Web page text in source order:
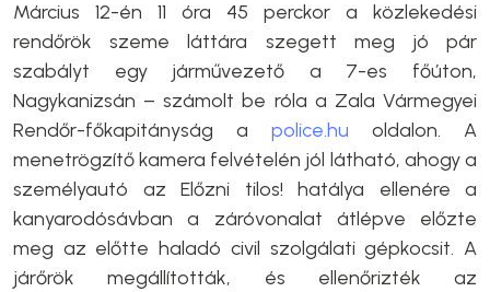
Március 12-én 11 óra 45 perckor a közlekedési
rendőrök szeme láttára szegett meg jó pár
szabályt egy járművezető a 7-es főúton,
Nagykanizsán – számolt be róla a Zala Vármegyei
Rendőr-főkapitányság a police.hu oldalon. A
menetrögzítő kamera felvételén jól látható, ahogy a
személyautó az Előzni tilos! hatálya ellenére a
kanyarodósávban a záróvonalat átlépve előzte
meg az előtte haladó civil szolgálati gépkocsit. A
járőrök megállították, és ellenőrizték az